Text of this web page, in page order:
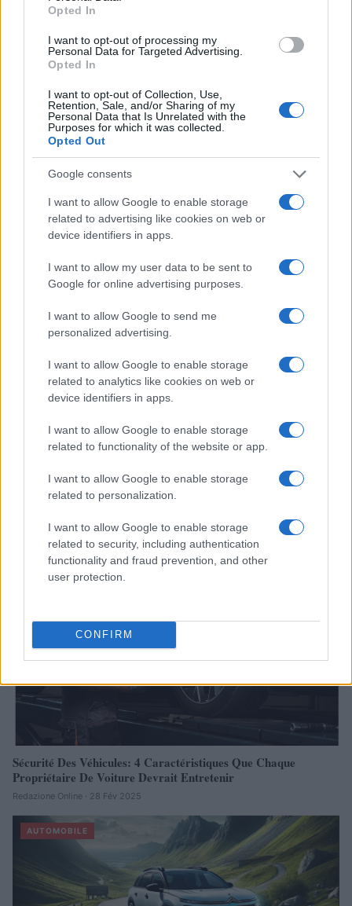
Opted In
I want to opt-out of processing my
Personal Data for Targeted Advertising.
Opted In
I want to opt-out of Collection, Use,
Retention, Sale, and/or Sharing of my
Personal Data that Is Unrelated with the
Purposes for which it was collected.
Opted Out
Google consents
I want to allow Google to enable storage
related to advertising like cookies on web or
device identifiers in apps.
I want to allow my user data to be sent to
Google for online advertising purposes.
I want to allow Google to send me
personalized advertising.
I want to allow Google to enable storage
related to analytics like cookies on web or
device identifiers in apps.
I want to allow Google to enable storage
related to functionality of the website or app.
I want to allow Google to enable storage
related to personalization.
I want to allow Google to enable storage
related to security, including authentication
functionality and fraud prevention, and other
user protection.
CONFIRM
À lire aussi
AUTOMOBILE
Réparations automobiles 2025: le guide malin pour réduire la
facture
Infos Rédaction · 27 Août 2025
Sécurité Des Véhicules: 4 Caractéristiques Que Chaque
Propriétaire De Voiture Devrait Entretenir
Redazione Online · 28 Fév 2025
AUTOMOBILE